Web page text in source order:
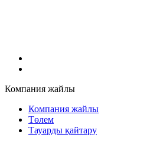
Компания жайлы
Компания жайлы
Төлем
Тауарды қайтару